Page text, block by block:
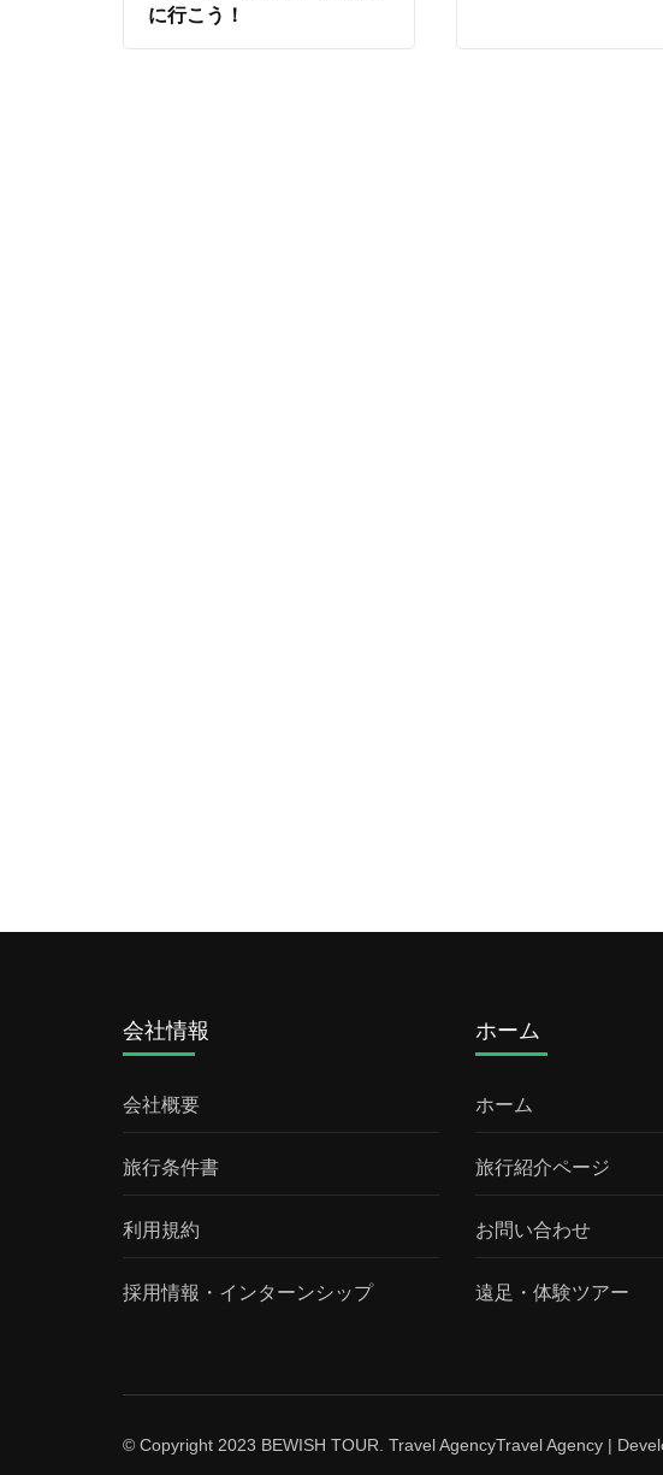
に行こう！
会社情報
会社概要
旅行条件書
利用規約
採用情報・インターンシップ
ホーム
ホーム
旅行紹介ページ
お問い合わせ
遠足・体験ツアー
© Copyright 2023 BEWISH TOUR. Travel AgencyTravel Agency |